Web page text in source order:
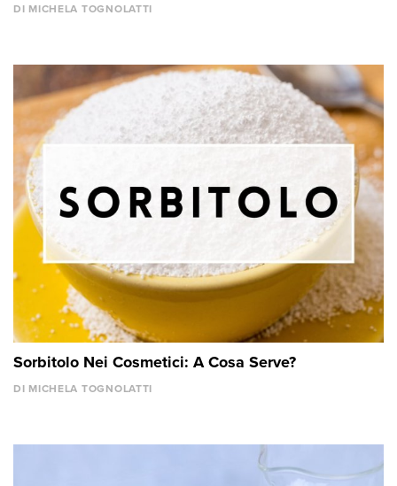
DI MICHELA TOGNOLATTI
Sorbitolo Nei Cosmetici: A Cosa Serve?
DI MICHELA TOGNOLATTI